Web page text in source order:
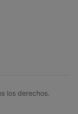
los derechos.